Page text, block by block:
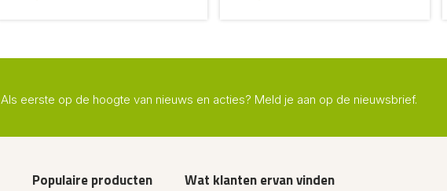
Als eerste op de hoogte van nieuws en acties? Meld je aan op de nieuwsbrief.
Populaire producten Wat klanten ervan vinden